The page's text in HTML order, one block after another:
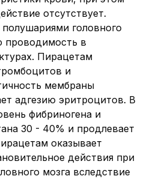
отсутствует.
головного
проводимость в
Пирацетам
и
мембраны
адгезию эритроцитов. В
фибриногена и
30 - 40% и продлевает
оказывает
действия при
мозга вследствие